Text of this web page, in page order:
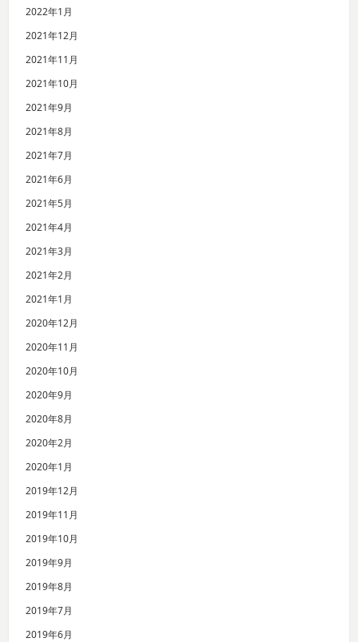
2022年1月
2021年12月
2021年11月
2021年10月
2021年9月
2021年8月
2021年7月
2021年6月
2021年5月
2021年4月
2021年3月
2021年2月
2021年1月
2020年12月
2020年11月
2020年10月
2020年9月
2020年8月
2020年2月
2020年1月
2019年12月
2019年11月
2019年10月
2019年9月
2019年8月
2019年7月
2019年6月